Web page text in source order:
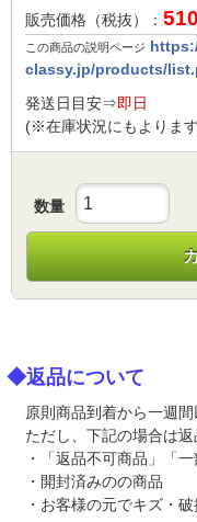
販売価格（税抜）： 510
この商品の説明ページ
classy.jp/products/
発送日目安⇒即日
(※在庫状況にもよりま
数量
◆返品について
原則商品到着から一週間
ただし、下記の場合は返
・「返品不可商品」「
・開封済みのの商品
・お客様の元でキズ・